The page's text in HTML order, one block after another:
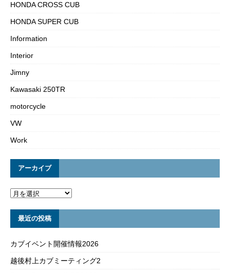
HONDA CROSS CUB
HONDA SUPER CUB
Information
Interior
Jimny
Kawasaki 250TR
motorcycle
VW
Work
アーカイブ
最近の投稿
カブイベント開催情報2026
越後村上カブミーティング2